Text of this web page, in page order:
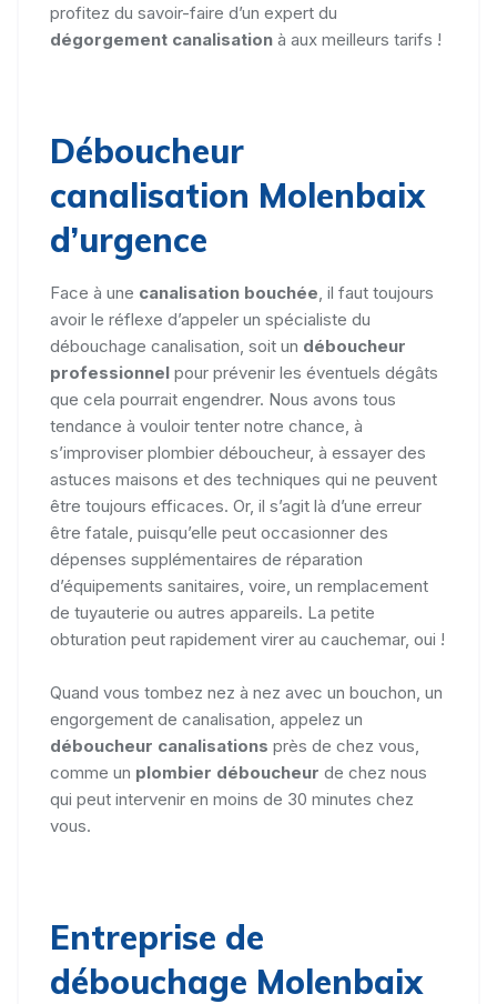
profitez du savoir-faire d’un expert du
dégorgement canalisation à aux meilleurs tarifs !
Déboucheur
canalisation Molenbaix
d’urgence
Face à une canalisation bouchée , il faut toujours
avoir le réflexe d’appeler un spécialiste du
débouchage canalisation, soit un déboucheur
professionnel pour prévenir les éventuels dégâts
que cela pourrait engendrer. Nous avons tous
tendance à vouloir tenter notre chance, à
s’improviser plombier déboucheur, à essayer des
astuces maisons et des techniques qui ne peuvent
être toujours efficaces. Or, il s’agit là d’une erreur
être fatale, puisqu’elle peut occasionner des
dépenses supplémentaires de réparation
d’équipements sanitaires, voire, un remplacement
de tuyauterie ou autres appareils. La petite
obturation peut rapidement virer au cauchemar, oui !
Quand vous tombez nez à nez avec un bouchon, un
engorgement de canalisation, appelez un
déboucheur canalisations près de chez vous,
comme un plombier déboucheur de chez nous
qui peut intervenir en moins de 30 minutes chez
vous.
Entreprise de
débouchage Molenbaix